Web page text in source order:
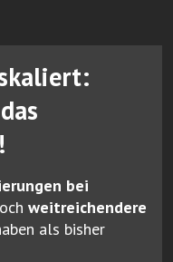
bei
weitreichendere
als bisher